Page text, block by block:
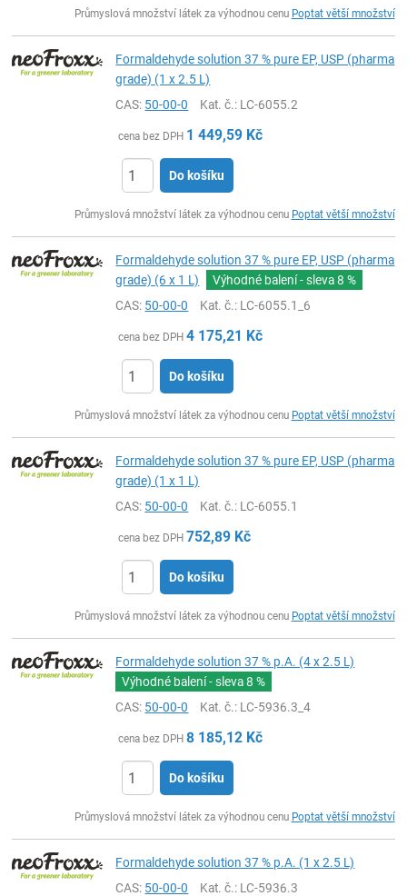
Průmyslová množství látek za výhodnou cenu Poptat větší množství
Formaldehyde solution 37 % pure EP, USP (pharma
grade) (1 x 2.5 L)
CAS: 50-00-0 Kat. č.: LC-6055.2
cena bez DPH 1 449,59 Kč
Do košíku
Průmyslová množství látek za výhodnou cenu Poptat větší množství
Formaldehyde solution 37 % pure EP, USP (pharma
grade) (6 x 1 L)
Výhodné balení - sleva8 %
CAS: 50-00-0 Kat. č.: LC-6055.1_6
cena bez DPH 4 175,21 Kč
Do košíku
Průmyslová množství látek za výhodnou cenu Poptat větší množství
Formaldehyde solution 37 % pure EP, USP (pharma
grade) (1 x 1 L)
CAS: 50-00-0 Kat. č.: LC-6055.1
cena bez DPH 752,89 Kč
Do košíku
Průmyslová množství látek za výhodnou cenu Poptat větší množství
Formaldehyde solution 37 % p.A. (4 x 2.5 L)
Výhodné balení - sleva8 %
CAS: 50-00-0 Kat. č.: LC-5936.3_4
cena bez DPH 8 185,12 Kč
Do košíku
Průmyslová množství látek za výhodnou cenu Poptat větší množství
Formaldehyde solution 37 % p.A. (1 x 2.5 L)
CAS: 50-00-0 Kat. č.: LC-5936.3